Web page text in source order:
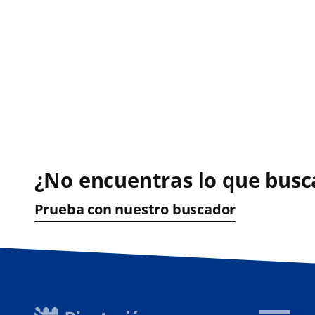
¿No encuentras lo que
Prueba con nuestro buscador